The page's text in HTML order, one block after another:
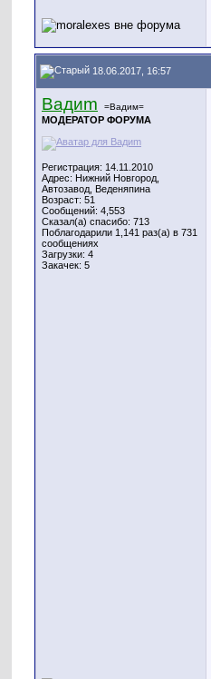
18.06.2017, 16:57
Вадиm =Вадим=
МОДЕРАТОР ФОРУМА
Регистрация: 14.11.2010
Адрес: Нижний Новгород,
Автозавод, Веденяпина
Возраст: 51
Сообщений: 4,553
Сказал(а) спасибо: 713
Поблагодарили 1,141 раз(а) в 731
сообщениях
Загрузки: 4
Закачек: 5